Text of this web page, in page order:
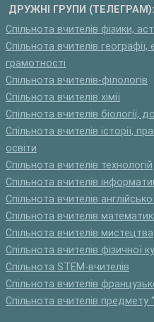
ДРУЖНІ ГРУПИ (ТЕЛЕГРАМ):
Спільнота вчителів фізики,
Спільнота вчителів
грамотності
Спільнота вчителів-філологів
Спільнота вчителів хімії
Спільнота вчителів біології,
Спільнота вчителів історії,
освіти
Спільнота вчителів технологій
Спільнота вчителів
Спільнота вчителів
Спільнота вчителів
Спільнота вчителів мистецтва
Спільнота вчителів фізичної
Спільнота STEM-вчителів
Спільнота вчителів
Спільнота вчителів предмету